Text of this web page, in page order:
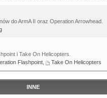
do ArmA II oraz Operation Arrowhead.
i Take On Helicopters.
Flashpoint Take On Helicopters
INNE